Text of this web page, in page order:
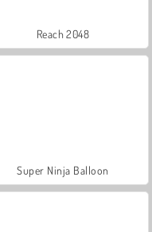
Reach 2048
Super Ninja Balloon